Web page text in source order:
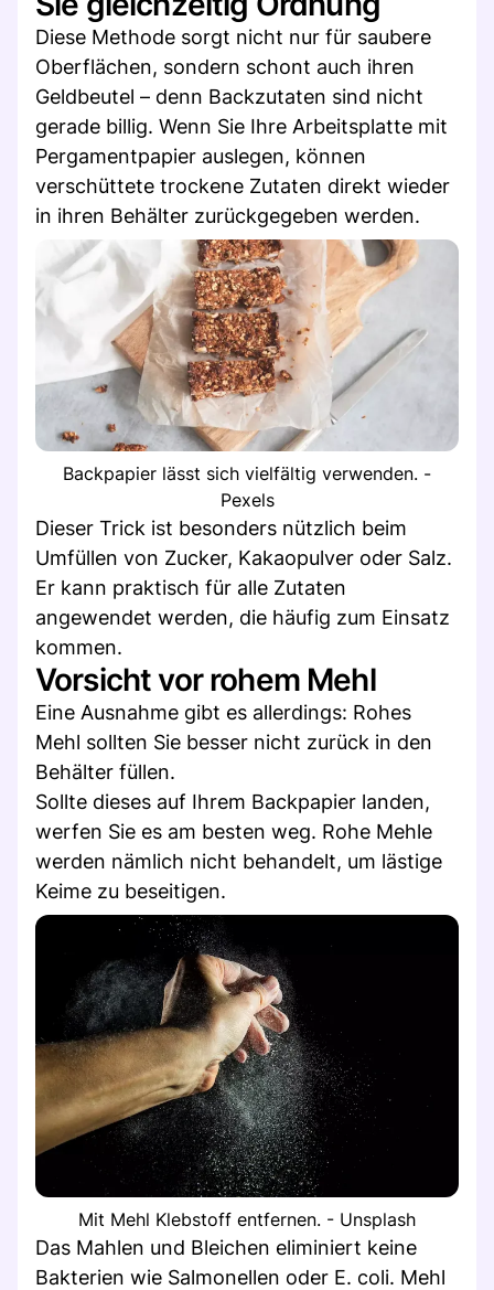
Diese Methode sorgt nicht nur für saubere
Oberflächen, sondern schont auch ihren
Geldbeutel – denn Backzutaten sind nicht
gerade billig. Wenn Sie Ihre Arbeitsplatte mit
Pergamentpapier auslegen, können
verschüttete trockene Zutaten direkt wieder
in ihren Behälter zurückgegeben werden.
Backpapier lässt sich vielfältig verwenden. -
Pexels
Dieser Trick ist besonders nützlich beim
Umfüllen von Zucker, Kakaopulver oder Salz.
Er kann praktisch für alle Zutaten
angewendet werden, die häufig zum Einsatz
kommen.
Vorsicht vor rohem Mehl
Eine Ausnahme gibt es allerdings: Rohes
Mehl sollten Sie besser nicht zurück in den
Behälter füllen.
Sollte dieses auf Ihrem Backpapier landen,
werfen Sie es am besten weg. Rohe Mehle
werden nämlich nicht behandelt, um lästige
Keime zu beseitigen.
Mit Mehl Klebstoff entfernen. - Unsplash
Das Mahlen und Bleichen eliminiert keine
Bakterien wie Salmonellen oder E. coli. Mehl